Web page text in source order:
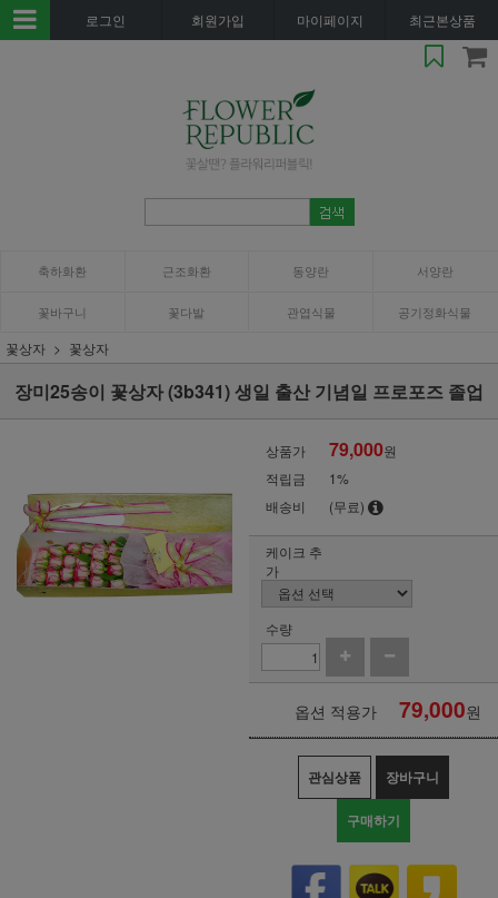
로그인 회원가입 마이페이지 최근본상품
축하화환 근조화환 동양란 서양란
꽃바구니 꽃다발 관엽식물 공기정화식물
꽃상자 꽃상자
장미25송이 꽃상자 (3b341) 생일 출산 기념일 프로포즈 졸업
상품가 79,000원
적립금
1%
배송비
(무료)
케이크 추
가
수량
옵션 적용가 79,000원
관심상품 장바구니
구매하기